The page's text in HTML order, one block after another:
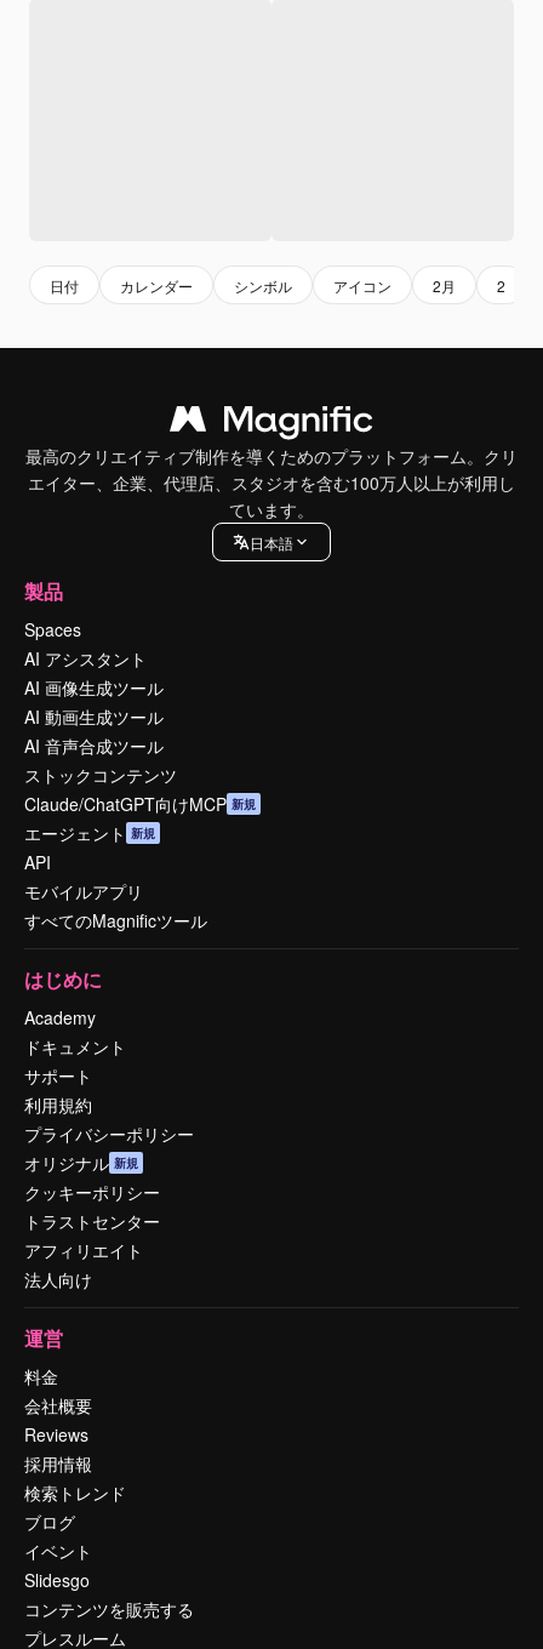
日付 カレンダー シンボル アイコン 2月 2
最高のクリエイティブ制作を導くためのプラットフォーム。クリ
エイター、企業、代理店、スタジオを含む100万人以上が利用し
ています。
日本語
製品
Spaces
AI アシスタント
AI 画像生成ツール
AI 動画生成ツール
AI 音声合成ツール
ストックコンテンツ
Claude/ChatGPT向けMCP 新規
エージェント 新規
API
モバイルアプリ
すべてのMagnificツール
はじめに
Academy
ドキュメント
サポート
利用規約
プライバシーポリシー
オリジナル 新規
クッキーポリシー
トラストセンター
アフィリエイト
法人向け
運営
料金
会社概要
Reviews
採用情報
検索トレンド
ブログ
イベント
Slidesgo
コンテンツを販売する
プレスルーム